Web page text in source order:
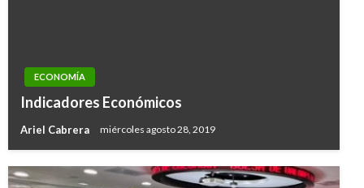
ECONOMÍA
Indicadores Económicos
Ariel Cabrera miércoles agosto 28, 2019